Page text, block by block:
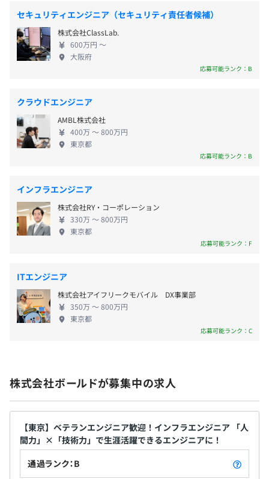
・通信会社/アジャイル開発チームクラウド基盤自動化支
援（Python、Ansible、AWS、Docker）
・流通業/NW仮想化設計構築（VMwareNSX、Cisco、
FortiGate、BIG-IP）
・市役所/Oracleバージョンアップ業務（Oracle、
★専任コーチによるサポート制度
年齢や経歴を問わず、社員一人ひとりに専任のコーチがつ
◎毎月の個別相談
◎半年ごとの目標設定とアクションプランの策定
◎スキルアップに必要なカリキュラムの相談
◎常駐先での仕事の進め方に関する相談
★技術勉強会
社員同士で行う勉強会を、社内で毎月開催しています。
経験者の方なら、講師としての参加も大歓迎。
教え合うことで知識や技術が深まると、好評の研修です。
★感動大学
プロ講師による質の高い講義を社内で無料開催！技術的な
講座からマネジメント関連の講座まで、年間約200種類の
中から自分に必要な講座を受講することができます。
受動喫煙防止措置に関する事項
従業員に対する受動喫煙対策：あり／なし
対策内容：敷地内禁煙／敷地内禁煙（喫煙場所あり）／屋
内禁煙／屋内原則禁煙（喫煙室あり）
＜最寄駅＞
JR環状線／大阪駅
阪神電鉄本線／大阪梅田駅
転居を伴う転勤はありません。
＜想定勤務地＞
■年末年始休暇（4日間）
■GW休暇
■夏季休暇（3日間）
■有給休暇
■産前・産後休暇（取得実績あり）
■交通費全額支給
■各種社会保険完備（雇用・労災・健康・厚生年金）
■時間外手当
■リモートワーク（プロジェクトによる）
■部活動・サークル（30種類以上）
社内専用のチャットツールを使用可能。現場のチームメン
バーはもちろん担当営業や人事とも気軽に連絡を取ること
ができ、スピーディーな情報共有が可能です。
＜評価基準＞
◎目標の達成度
◎お客様満足度調査票
◎日々の勤怠
◎期中に行った感動Ship（企業理念に則った行動）
★昇給
来ている理由は、弊社がSIerでもSESでも自社開発で
もなく「プレミアムSES」だからです。 -ボールドが
プレミアムSESである理由(ここでは一部)- ■独自の
人間力×技術力を教える研修制度「感動大学」200講
座以上 全て会社負担のプロ講師で毎日開催！1日の参
可能！ 努力を【絶対評価】する「ABC制度」 ■元
大手IT企業取締役が毎月1 on 1でコーチング 「専任
コーチ制度」 ■社員同士が技術を教え合い実践的に
学べる「技術勉強会」 講師が伴走 資格取得総数が
2,210個(826名中) ■どこでも受講可能,ラインナップ
97% 毎月仲間と会える「BOLDay」 ■部活動・サー
クルが50個 など
セキュリティエンジニア（セキュリティ責任者候補）
株式会社ClassLab.
600万円 〜
大阪府
応募可能ランク：B
クラウドエンジニア
AMBL株式会社
400万 〜 800万円
東京都
応募可能ランク：B
インフラエンジニア
株式会社RY・コーポレーション
330万 〜 800万円
東京都
応募可能ランク：F
ITエンジニア
株式会社アイフリークモバイル DX事業部
350万 〜 800万円
東京都
応募可能ランク：C
株式会社ボールドが募集中の求人
【東京】ベテランエンジニア歓迎！インフラエンジニア 「人
間力」×「技術力」で生涯活躍できるエンジニアに！
通過ランク：B